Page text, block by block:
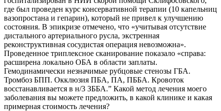
где был проведен курс консервативной терапии (10 капельниц
вазопростана и гепарин), который не привел к улучшению
состояния. В эпикризе отмечено, что «учитывая отсутствие
дистального артериального русла, экстренная
реконструктивная сосудистая операция невозможна».
Проведенное триплексное сканирование показало «справа:
расширена локально ОБА в области заплаты.
Гемодинамически незначимые рубцовые стенозы ГБА.
Тромбоз БПП. Окклюзия ПБА, ПА, ПББА. Кровоток
восстанавливается в н/3 ЗББА.” Какой метод лечения моего
заболевания вы можете предложить, в какой клинике и какая
примерная стоимость лечения?